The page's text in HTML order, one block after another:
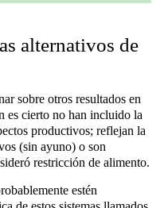
alternativos de
sobre otros resultados en
es cierto no han incluido la
productivos; reflejan la
(sin ayuno) o son
restricción de alimento.
estén